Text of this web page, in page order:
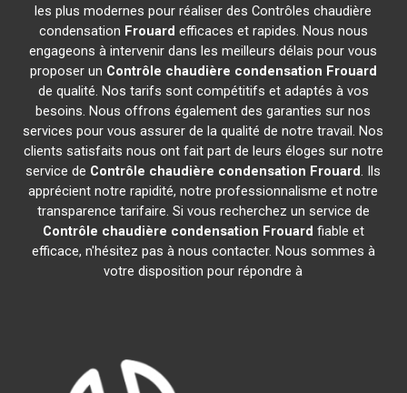
les plus modernes pour réaliser des Contrôles chaudière
condensation Frouard efficaces et rapides. Nous nous
engageons à intervenir dans les meilleurs délais pour vous
proposer un Contrôle chaudière condensation Frouard
de qualité. Nos tarifs sont compétitifs et adaptés à vos
besoins. Nous offrons également des garanties sur nos
services pour vous assurer de la qualité de notre travail. Nos
clients satisfaits nous ont fait part de leurs éloges sur notre
service de Contrôle chaudière condensation Frouard. Ils
apprécient notre rapidité, notre professionnalisme et notre
transparence tarifaire. Si vous recherchez un service de
Contrôle chaudière condensation Frouard fiable et
efficace, n'hésitez pas à nous contacter. Nous sommes à
votre disposition pour répondre à